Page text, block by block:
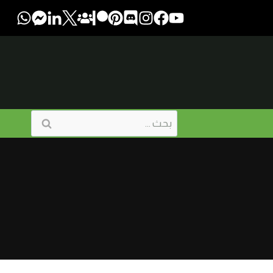
البحث
عن: